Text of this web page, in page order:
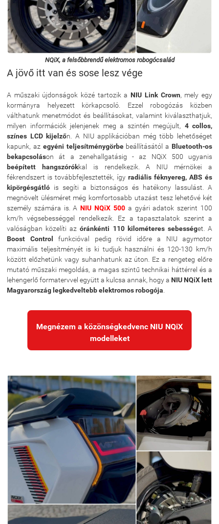
NQiX, a felsőbbrendű elektromos robogócsalád
A jövő itt van és sose lesz vége
A műszaki újdonságok közé tartozik a NIU Link Crown, mely egy
kormányra helyezett körkapcsoló. Ezzel robogózás közben
válthatunk menetmódot és beállításokat, valamint kiválaszthatjuk,
milyen információk jelenjenek meg a szintén megújult, 4 collos,
színes LCD kijelzőn. A NIU applikációban még több lehetőséget
kapunk, az egyéni teljesítménygörbebeállításától a Bluetooth-os
bekapcsoláson át a zenehallgatásig - az NQiX 500 ugyanis
beépített hangszórókkal is rendelkezik. A NIU mérnökei a
fékrendszert is továbbfejlesztették, így radiális féknyereg, ABS és
kipörgésgátló is segíti a biztonságos és hatékony lassulást. A
megnövelt ülésméret még komfortosabb utazást tesz lehetővé két
személy számára is. ANIU NQiX 500 a gyári adatok szerint 100
km/h végsebességgel rendelkezik. Ez a tapasztalatok szerint a
valóságban közelíti azóránkénti 110 kilométeres sebességet. A
Boost Control
funkcióval pedig rövid időre a NIU agymotor
maximális teljesítményét is ki tudjuk használni és 120-130 km/h
között előzhetünk vagy suhanhatunk az úton. Ez a rengeteg előre
mutató műszaki megoldás, a magas szintű technikai háttérrel és a
lehengerlő formatervvel együtt a kulcsa annak, hogy a NIU NQiX lett
Magyarország legkedveltebb elektromos robogója
Megnézem a közönségkedvenc NIU NQiX
modelleket